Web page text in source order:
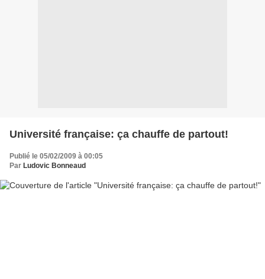
Université française: ça chauffe de partout!
Publié le 05/02/2009 à 00:05
Par Ludovic Bonneaud